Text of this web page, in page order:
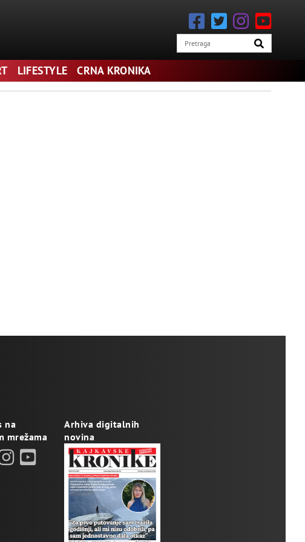
LIFESTYLE CRNA KRONIKA
na
mrežama
Arhiva digitalnih
novina